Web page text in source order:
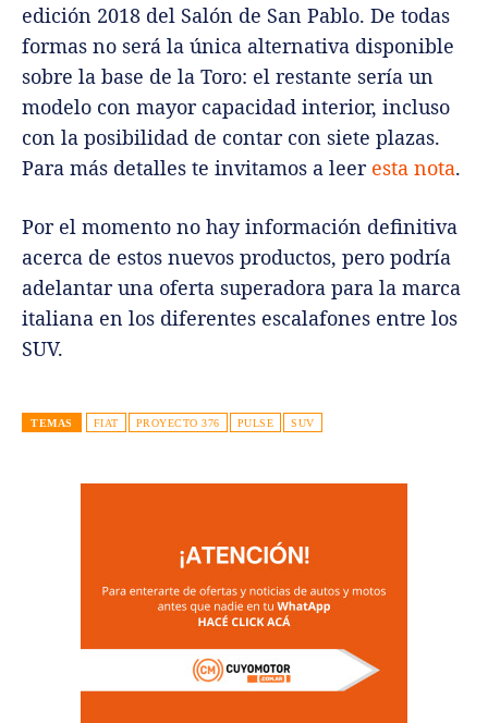
edición 2018 del Salón de San Pablo. De todas
formas no será la única alternativa disponible
sobre la base de la Toro: el restante sería un
modelo con mayor capacidad interior, incluso
con la posibilidad de contar con siete plazas.
Para más detalles te invitamos a leer esta nota.
Por el momento no hay información definitiva
acerca de estos nuevos productos, pero podría
adelantar una oferta superadora para la marca
italiana en los diferentes escalafones entre los
SUV.
TEMAS FIAT PROYECTO 376 PULSE SUV